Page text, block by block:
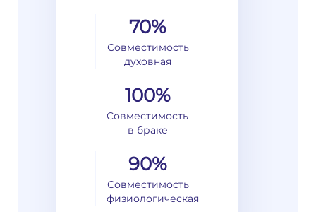
70%
Совместимость
духовная
100%
Совместимость
в браке
90%
Совместимость
физиологическая